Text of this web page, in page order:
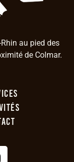
au pied des
de Colmar.